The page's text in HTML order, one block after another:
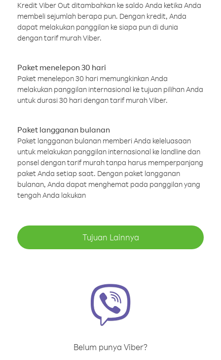
Kredit Viber Out ditambahkan ke saldo Anda ketika Anda
membeli sejumlah berapa pun. Dengan kredit, Anda
dapat melakukan panggilan ke siapa pun di dunia
dengan tarif murah Viber.
Paket menelepon 30 hari
Paket menelepon 30 hari memungkinkan Anda
melakukan panggilan internasional ke tujuan pilihan Anda
untuk durasi 30 hari dengan tarif murah Viber.
Paket langganan bulanan
Paket langganan bulanan memberi Anda keleluasaan
untuk melakukan panggilan internasional ke landline dan
ponsel dengan tarif murah tanpa harus memperpanjang
paket Anda setiap saat. Dengan paket langganan
bulanan, Anda dapat menghemat pada panggilan yang
tengah Anda lakukan
Tujuan Lainnya
Belum punya Viber?